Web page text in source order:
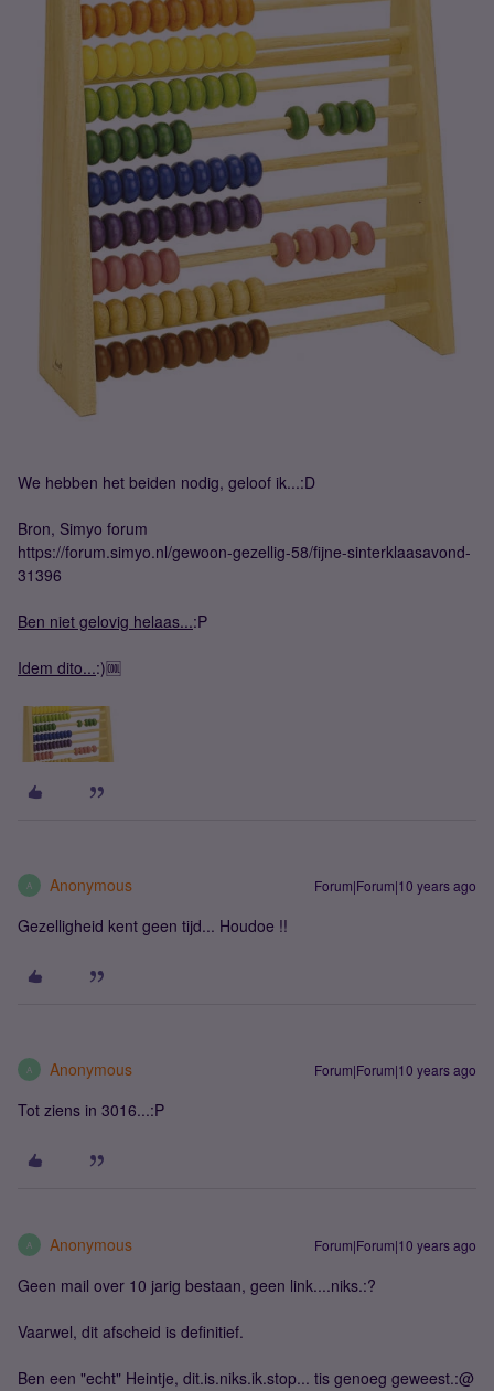
We hebben het beiden nodig, geloof ik...:D
Bron, Simyo forum
https://forum.simyo.nl/gewoon-gezellig-58/fijne-sinterklaasavond-
31396
Ben niet gelovig helaas...:P
Idem dito...:)🆒
A Anonymous Forum|Forum|10 years ago
Gezelligheid kent geen tijd... Houdoe !!
A Anonymous Forum|Forum|10 years ago
Tot ziens in 3016...:P
A Anonymous Forum|Forum|10 years ago
Geen mail over 10 jarig bestaan, geen link....niks.:?
Vaarwel, dit afscheid is definitief.
Ben een "echt" Heintje, dit.is.niks.ik.stop... tis genoeg geweest.:@